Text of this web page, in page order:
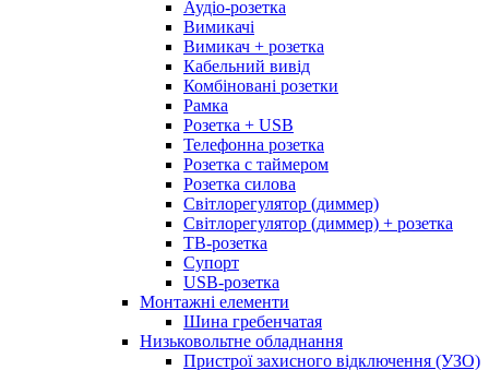
Аудіо-розетка
Вимикачі
Вимикач + розетка
Кабельний вивід
Комбіновані розетки
Рамка
Розетка + USB
Телефонна розетка
Розетка с таймером
Розетка силова
Світлорегулятор (диммер)
Світлорегулятор (диммер) + розетка
ТВ-розетка
Супорт
USB-розетка
Монтажні елементи
Шина гребенчатая
Низьковольтне обладнання
Пристрої захисного відключення (УЗО)